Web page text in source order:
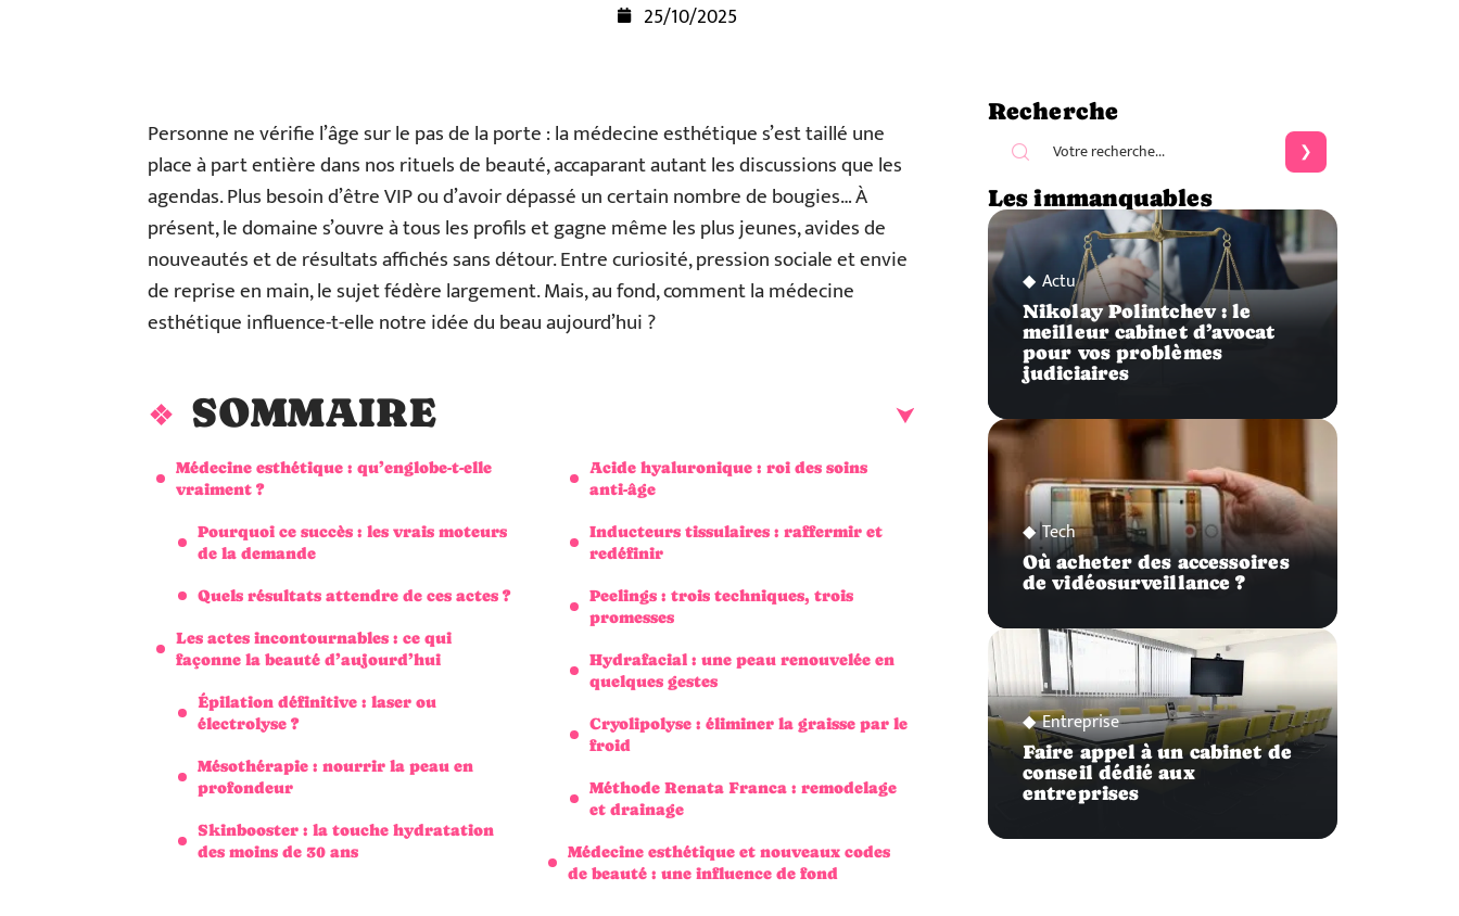
25/10/2025
Personne ne vérifie l’âge sur le pas de la porte : la médecine esthétique s’est taillé une
place à part entière dans nos rituels de beauté, accaparant autant les discussions que les
agendas. Plus besoin d’être VIP ou d’avoir dépassé un certain nombre de bougies… À
présent, le domaine s’ouvre à tous les profils et gagne même les plus jeunes, avides de
nouveautés et de résultats affichés sans détour. Entre curiosité, pression sociale et envie
de reprise en main, le sujet fédère largement. Mais, au fond, comment la médecine
esthétique influence-t-elle notre idée du beau aujourd’hui ?
SOMMAIRE
Médecine esthétique : qu’englobe-t-elle
vraiment ?
Pourquoi ce succès : les vrais moteurs
de la demande
Quels résultats attendre de ces actes ?
Les actes incontournables : ce qui
façonne la beauté d’aujourd’hui
Épilation définitive : laser ou
électrolyse ?
Mésothérapie : nourrir la peau en
profondeur
Skinbooster : la touche hydratation
des moins de 30 ans
Acide hyaluronique : roi des soins
anti-âge
Inducteurs tissulaires : raffermir et
redéfinir
Peelings : trois techniques, trois
promesses
Hydrafacial : une peau renouvelée en
quelques gestes
Cryolipolyse : éliminer la graisse par le
froid
Méthode Renata Franca : remodelage
et drainage
Médecine esthétique et nouveaux codes
de beauté : une influence de fond
Recherche
Les immanquables
Actu
Nikolay Polintchev : le
meilleur cabinet d’avocat
pour vos problèmes
judiciaires
Tech
Où acheter des accessoires
de vidéosurveillance ?
Entreprise
Faire appel à un cabinet de
conseil dédié aux
entreprises